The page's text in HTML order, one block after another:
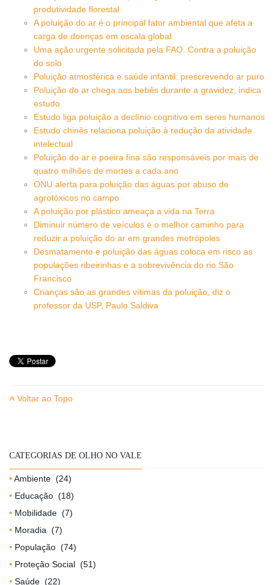
produtividade florestal
A poluição do ar é o principal fator ambiental que afeta a
carga de doenças em escala global
Uma ação urgente solicitada pela FAO. Contra a poluição
do solo
Poluição atmosférica e saúde infantil: prescrevendo ar puro
Poluição do ar chega aos bebês durante a gravidez, indica
estudo
Estudo liga poluição a declínio cognitivo em seres humanos
Estudo chinês relaciona poluição à redução da atividade
intelectual
Poluição do ar e poeira fina são responsáveis por mais de
quatro milhões de mortes a cada ano
ONU alerta para poluição das águas por abuso de
agrotóxicos no campo
A poluição por plástico ameaça a vida na Terra
Diminuir número de veículos é o melhor caminho para
reduzir a poluição do ar em grandes metrópoles
Desmatamento e poluição das águas coloca em risco as
populações ribeirinhas e a sobrevivência do rio São
Francisco
Crianças são as grandes vítimas da poluição, diz o
professor da USP, Paulo Saldiva
Voltar ao Topo
CATEGORIAS DE OLHO NO VALE
Ambiente (24)
Educação (18)
Mobilidade (7)
Moradia (7)
População (74)
Proteção Social (51)
Saúde (22)